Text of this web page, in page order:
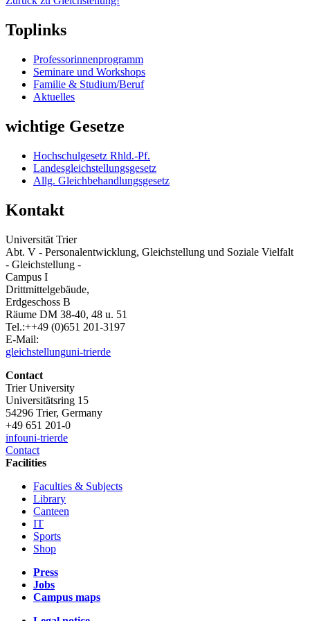
Toplinks
Professorinnenprogramm
Seminare und Workshops
Familie & Studium/Beruf
Aktuelles
wichtige Gesetze
Hochschulgesetz Rhld.-Pf.
Landesgleichstellungsgesetz
Allg. Gleichbehandlungsgesetz
Kontakt
Universität Trier
Abt. V - Personalentwicklung, Gleichstellung und Soziale Vielfalt
- Gleichstellung -
Campus I
Drittmittelgebäude,
Erdgeschoss B
Räume DM 38-40, 48 u. 51
Tel.:++49 (0)651 201-3197
E-Mail:
gleichstellunguni-trierde
Contact
Trier University
Universitätsring 15
54296 Trier, Germany
+49 651 201-0
infouni-trierde
Contact
Facilities
Faculties & Subjects
Library
Canteen
IT
Sports
Shop
Press
Jobs
Campus maps